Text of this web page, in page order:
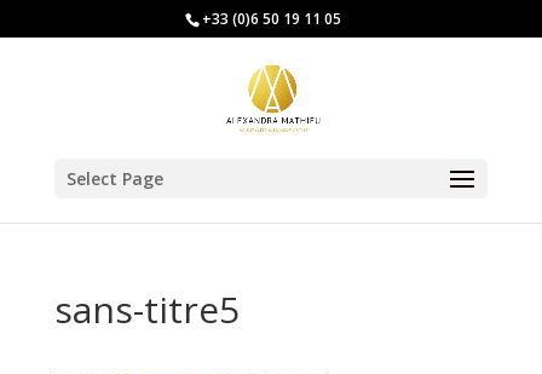
+33 (0)6 50 19 11 05
Select Page
sans-titre5